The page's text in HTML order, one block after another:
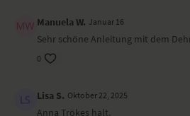
Manuela W. Januar 16
Sehr schöne Anleitung mit dem
0
Lisa S. Oktober 22, 2025
Anna Trökes halt.